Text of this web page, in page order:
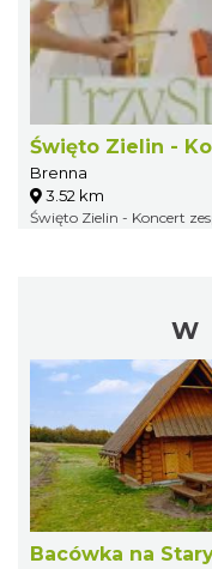
Święto Zielin -
Brenna
3.52 km
Święto Zielin - Koncert
W
Bacówka na